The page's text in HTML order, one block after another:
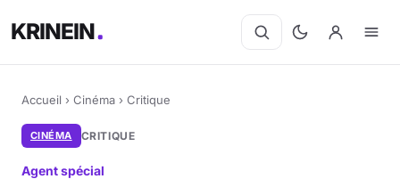
KRINEIN
Accueil › Cinéma › Critique
CINÉMA CRITIQUE
Agent spécial